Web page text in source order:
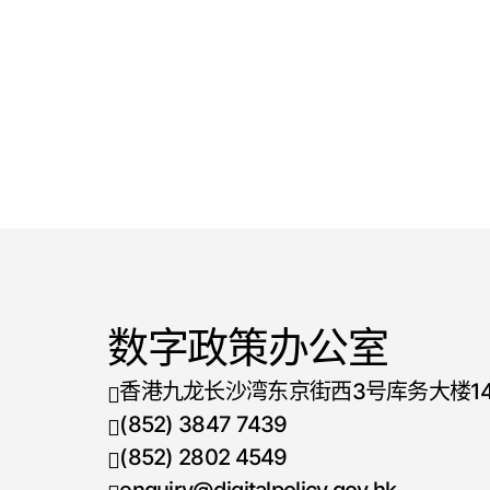
数字政策办公室
香港九龙长沙湾东京街西3号库务大楼
电话号码
(852) 3847 7439
传真号码
(852) 2802 4549